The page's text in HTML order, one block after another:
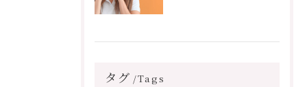
タグ Tags